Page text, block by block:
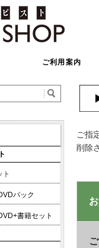
ご利用案内
ご指
削除
ト
パック
書籍セット